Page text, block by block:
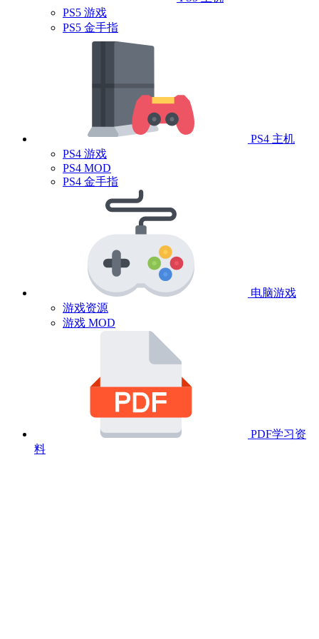
PS5 游戏
PS5 金手指
PS4 主机
PS4 游戏
PS4 MOD
PS4 金手指
电脑游戏
游戏资源
游戏 MOD
PDF学习资
料